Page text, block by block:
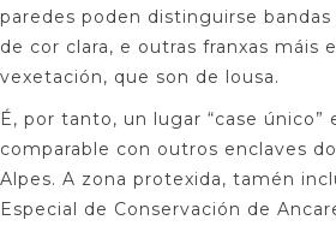
paredes poden distinguirse
de cor clara, e outras franxas máis
vexetación, que son de lousa.
É, por tanto, un lugar “case único”
comparable con outros enclaves
Alpes. A zona protexida, tamén
Especial de Conservación de